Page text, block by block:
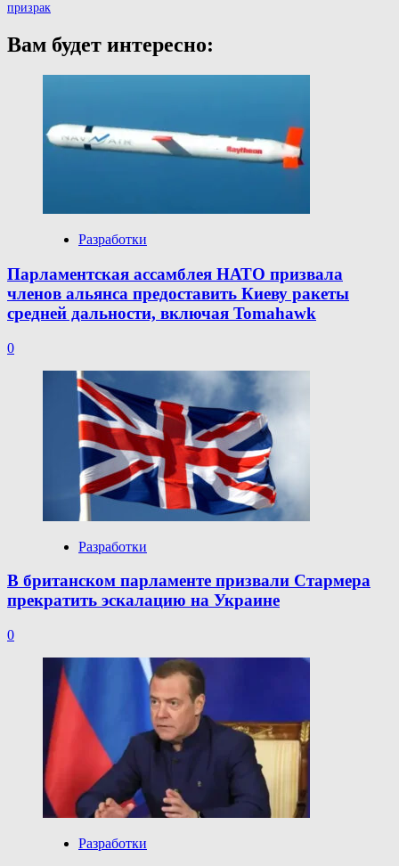
призрак
Вам будет интересно:
Разработки
Парламентская ассамблея НАТО призвала
членов альянса предоставить Киеву ракеты
средней дальности, включая Tomahawk
0
Разработки
В британском парламенте призвали Стармера
прекратить эскалацию на Украине
0
Разработки